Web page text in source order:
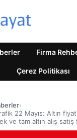
Firma
Çerez Politikası
›
22 Mayıs: Altın
ve tam altın alış satış